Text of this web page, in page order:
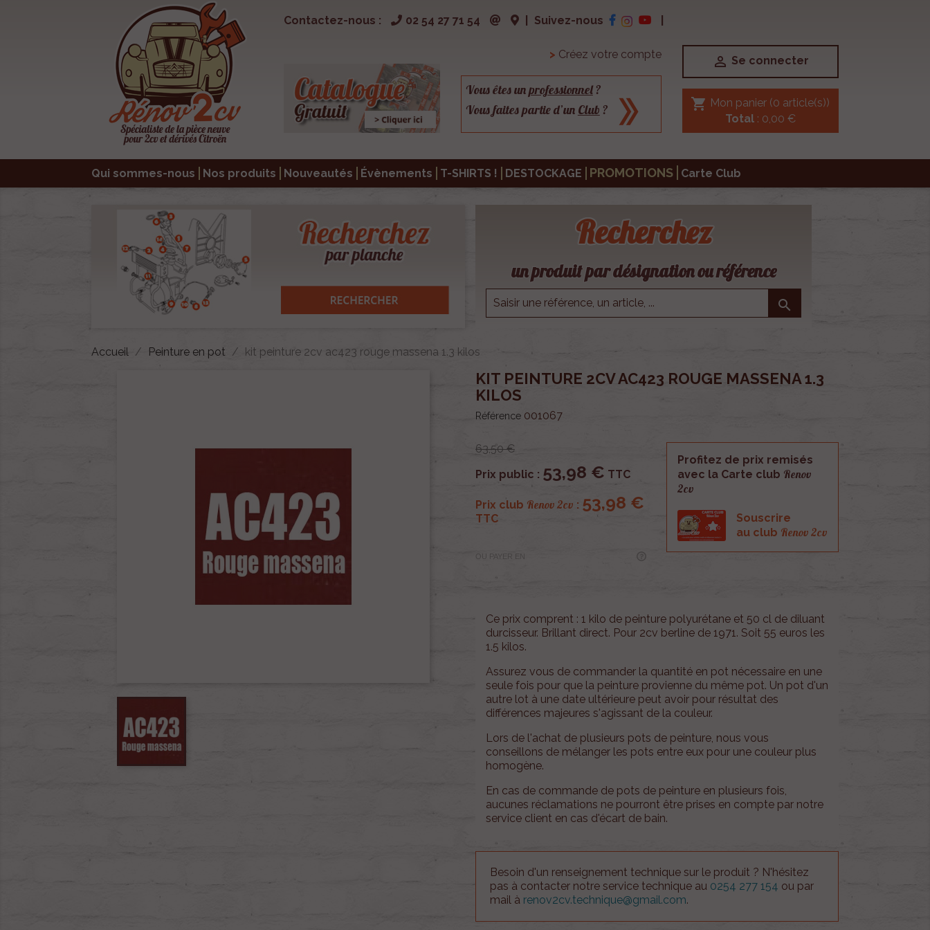
Contactez-nous : 02 54 27 71 54 Suivez-nous
> Créez votre compte
Vous êtes unprofessionnel?
Vous faites partie d’un Club ?
 Se connecter
shopping_cart Mon panier (0 article(s))
Total: 0,00 €
Qui sommes-nous Nos produits Nouveautés Évènements T-SHIRTS ! DESTOCKAGE PROMOTIONS Carte Club
Recherchez
un produit par désignation ou référence

Accueil Peinture en pot kit peinture 2cv ac423 rouge massena 1.3 kilos
KIT PEINTURE 2CV AC423 ROUGE MASSENA 1.3
KILOS
Référence 001067
63,50 €
Prix public : 53,98 € TTC
Prix club Renov 2cv : 53,98 €
TTC
OU PAYER EN
Profitez de prix remisés
avec la Carte club Renov
2cv
Souscrire
au club Renov 2cv
Ce prix comprent : 1 kilo de peinture polyurétane et 50 cl de diluant
durcisseur. Brillant direct. Pour 2cv berline de 1971. Soit 55 euros les
1.5 kilos.
Assurez vous de commander la quantité en pot nécessaire en une
seule fois pour que la peinture provienne du même pot. Un pot d'un
autre lot à une date ultérieure peut avoir pour résultat des
différences majeures s'agissant de la couleur.
Lors de l'achat de plusieurs pots de peinture, nous vous
conseillons de mélanger les pots entre eux pour une couleur plus
homogène.
En cas de commande de pots de peinture en plusieurs fois,
aucunes réclamations ne pourront être prises en compte par notre
service client en cas d'écart de bain.
Besoin d'un renseignement technique sur le produit ? N'hésitez
pas à contacter notre service technique au 0254 277 154 ou par
mail à renov2cv.technique@gmail.com.